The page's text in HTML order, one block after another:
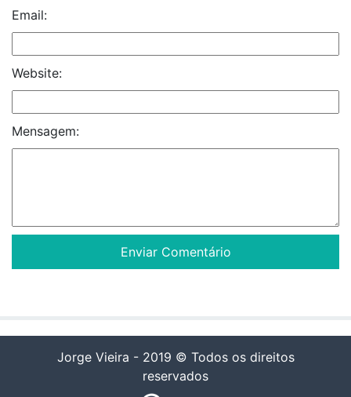
Email:
Website:
Mensagem:
Jorge Vieira - 2019 © Todos os direitos
reservados